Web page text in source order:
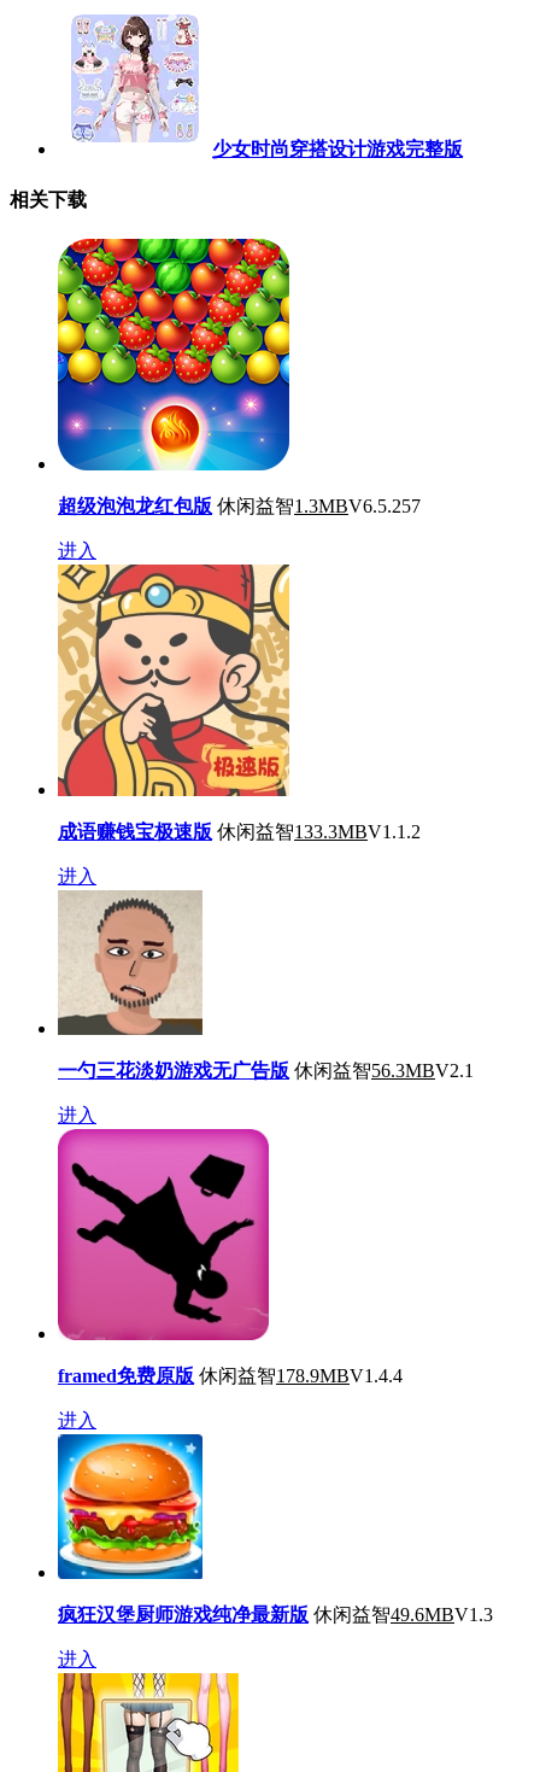
少女时尚穿搭设计游戏完整版
相关下载
超级泡泡龙红包版 休闲益智1.3MBV6.5.257
进入
成语赚钱宝极速版 休闲益智133.3MBV1.1.2
进入
一勺三花淡奶游戏无广告版 休闲益智56.3MBV2.1
进入
framed免费原版 休闲益智178.9MBV1.4.4
进入
疯狂汉堡厨师游戏纯净最新版 休闲益智49.6MBV1.3
进入